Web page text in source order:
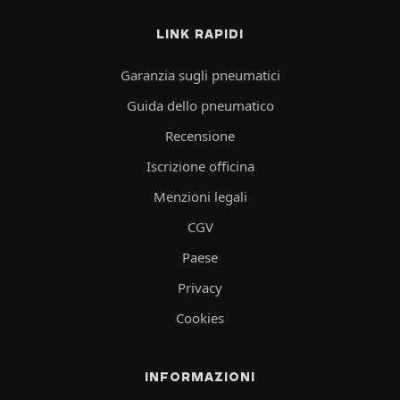
LINK RAPIDI
Garanzia sugli pneumatici
Guida dello pneumatico
Recensione
Iscrizione officina
Menzioni legali
CGV
Paese
Privacy
Cookies
INFORMAZIONI